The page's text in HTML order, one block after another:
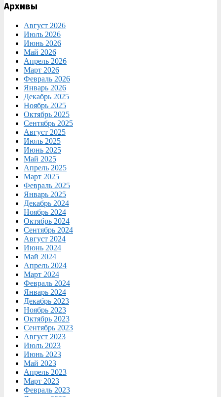
Архивы
Август 2026
Июль 2026
Июнь 2026
Май 2026
Апрель 2026
Март 2026
Февраль 2026
Январь 2026
Декабрь 2025
Ноябрь 2025
Октябрь 2025
Сентябрь 2025
Август 2025
Июль 2025
Июнь 2025
Май 2025
Апрель 2025
Март 2025
Февраль 2025
Январь 2025
Декабрь 2024
Ноябрь 2024
Октябрь 2024
Сентябрь 2024
Август 2024
Июнь 2024
Май 2024
Апрель 2024
Март 2024
Февраль 2024
Январь 2024
Декабрь 2023
Ноябрь 2023
Октябрь 2023
Сентябрь 2023
Август 2023
Июль 2023
Июнь 2023
Май 2023
Апрель 2023
Март 2023
Февраль 2023